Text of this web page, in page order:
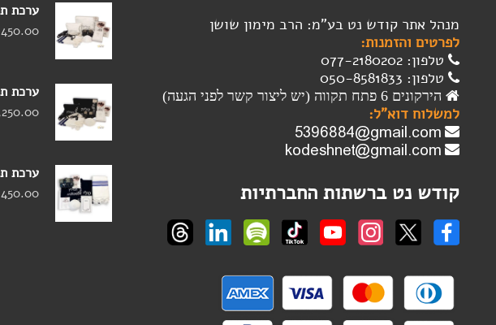
ערכת
ערכת
ערכת
מנהל אתר קודש נט בע"מ: הרב מימון שושן
לפרטים והזמנות:
טלפון: 077-2180202
טלפון: 050-8581833
הירקונים 6 פתח תקווה (יש ליצור קשר לפני הגעה)
למשלוח דוא"ל:
קודש נט ברשתות החברתיות